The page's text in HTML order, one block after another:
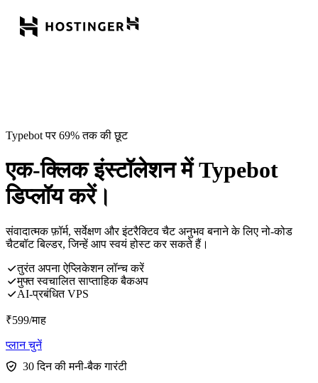
Typebot पर 69% तक की छूट
एक-क्लिक इंस्टॉलेशन में Typebot
डिप्लॉय करें।
संवादात्मक फ़ॉर्म, सर्वेक्षण और इंटरैक्टिव चैट अनुभव बनाने के लिए नो-कोड
चैटबॉट बिल्डर, जिन्हें आप स्वयं होस्ट कर सकते हैं।
तुरंत अपना ऐप्लिकेशन लॉन्च करें
मुफ्त स्वचालित साप्ताहिक बैकअप
AI-प्रबंधित VPS
₹599/माह
प्लान चुनें
30 दिन की मनी-बैक गारंटी